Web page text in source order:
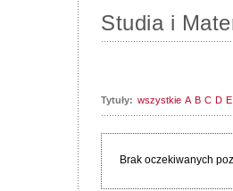
Studia i
Tytuły: wszystkie A B C D E
Brak oczekiwanych